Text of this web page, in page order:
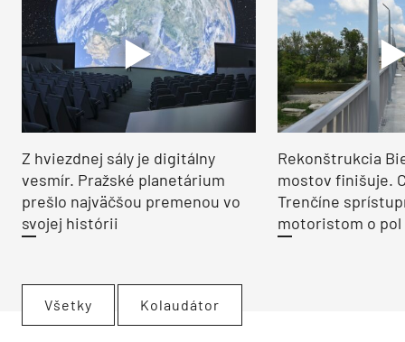
Z hviezdnej sály je digitálny
vesmír. Pražské planetárium
prešlo najväčšou premenou vo
svojej histórii
Rekonštrukcia
mostov finišuje.
Trenčíne
motoristom o pol
Všetky Kolaudátor